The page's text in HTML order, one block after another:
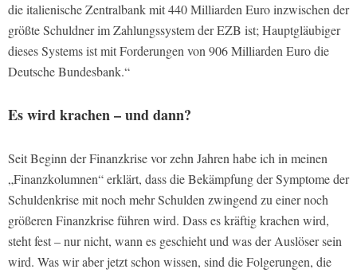
die italienische Zentralbank mit 440 Milliarden Euro inzwischen der
größte Schuldner im Zahlungssystem der EZB ist; Hauptgläubiger
dieses Systems ist mit Forderungen von 906 Milliarden Euro die
Deutsche Bundesbank.“
Es wird krachen – und dann?
Seit Beginn der Finanzkrise vor zehn Jahren habe ich in meinen
„Finanzkolumnen“ erklärt, dass die Bekämpfung der Symptome der
Schuldenkrise mit noch mehr Schulden zwingend zu einer noch
größeren Finanzkrise führen wird. Dass es kräftig krachen wird,
steht fest – nur nicht, wann es geschieht und was der Auslöser sein
wird. Was wir aber jetzt schon wissen, sind die Folgerungen, die